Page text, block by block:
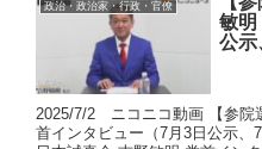
政治・政治家・行政・官僚
敏明
公示
2025/7/2 ニコニコ動画 【参院
首インタビュー（7月3日公示、